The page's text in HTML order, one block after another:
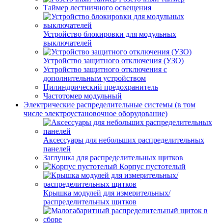
Таймер лестничного освещения
Устройство блокировки для модульных
выключателей
Устройство защитного отключения (УЗО)
Устройство защитного отключения с
дополнительным устройством
Цилиндрический предохранитель
Частотомер модульный
Электрические распределительные системы (в том
числе электроустановочное оборудование)
Аксессуары для небольших распределительных
панелей
Заглушка для распределительных щитков
Корпус пустотелый
Крышка модулей для измерительных/
распределительных щитков